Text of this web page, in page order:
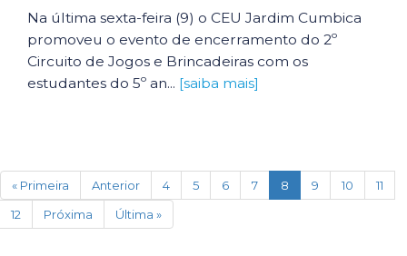
Na última sexta-feira (9) o CEU Jardim Cumbica
promoveu o evento de encerramento do 2º
Circuito de Jogos e Brincadeiras com os
estudantes do 5º an... [saiba mais]
« Primeira Anterior 4 5 6 7 8 (current)
9 10
11
12
Próxima Última »